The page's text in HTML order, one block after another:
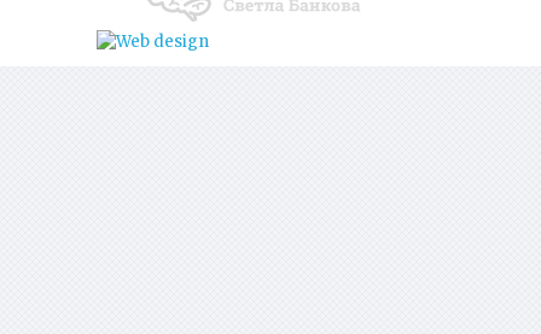
апарати за кръвно налягане